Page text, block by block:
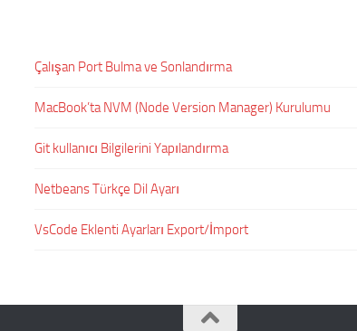
Çalışan Port Bulma ve Sonlandırma
MacBook’ta NVM (Node Version Manager) Kurulumu
Git kullanıcı Bilgilerini Yapılandırma
Netbeans Türkçe Dil Ayarı
VsCode Eklenti Ayarları Export/İmport